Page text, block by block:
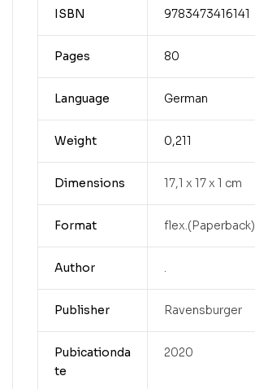
ISBN 9783473416141
Pages 80
Language German
Weight 0,211
Dimensions 17,1 x 17 x 1 cm
Format flex.(Paperback)
Author .
Publisher Ravensburger
Pubicationda
te
2020